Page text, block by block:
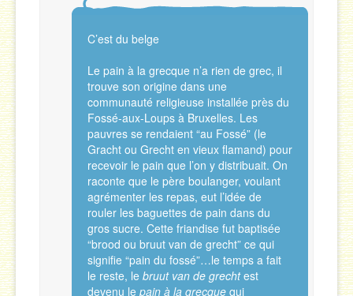
C’est du belge
Le pain à la grecque n’a rien de grec, il
trouve son origine dans une
communauté religieuse installée près du
Fossé-aux-Loups à Bruxelles. Les
pauvres se rendaient “au Fossé” (le
Gracht ou Grecht en vieux flamand) pour
recevoir le pain que l’on y distribuait. On
raconte que le père boulanger, voulant
agrémenter les repas, eut l’idée de
rouler les baguettes de pain dans du
gros sucre. Cette friandise fut baptisée
“brood ou bruut van de grecht” ce qui
signifie “pain du fossé”…le temps a fait
le reste, le bruut van de grechtest
devenu le pain à la grecque qui